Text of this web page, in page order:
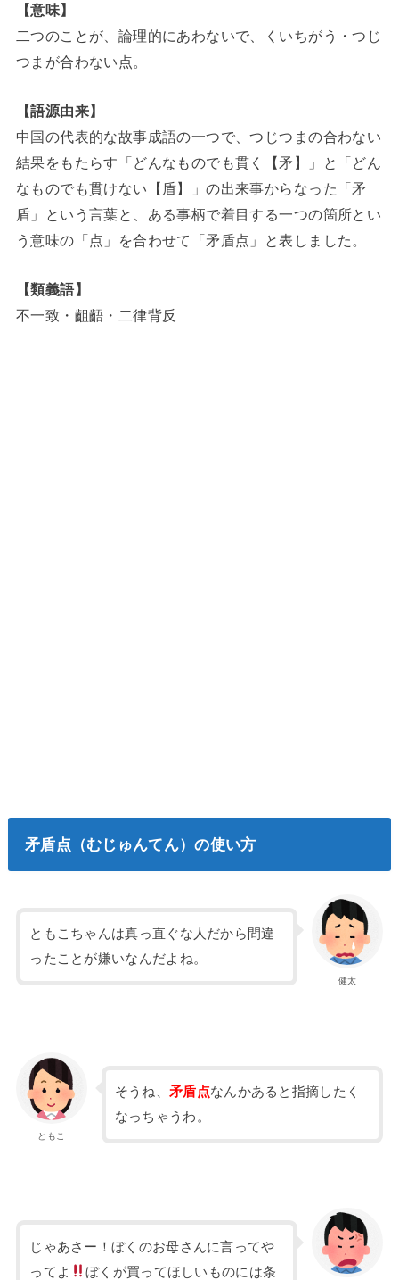
【意味】
二つのことが、論理的にあわないで、くいちがう・つじ
つまが合わない点。
【語源由来】
中国の代表的な故事成語の一つで、つじつまの合わない
結果をもたらす「どんなものでも貫く【矛】」と「どん
なものでも貫けない【盾】」の出来事からなった「矛
盾」という言葉と、ある事柄で着目する一つの箇所とい
う意味の「点」を合わせて「矛盾点」と表しました。
【類義語】
不一致・齟齬・二律背反
矛盾点（むじゅんてん）の使い方
健太
ともこちゃんは真っ直ぐな人だから間違
ったことが嫌いなんだよね。
ともこ
そうね、矛盾点なんかあると指摘したく
なっちゃうわ。
じゃあさー！ぼくのお母さんに言ってや
ってよ
ぼくが買ってほしいものには条